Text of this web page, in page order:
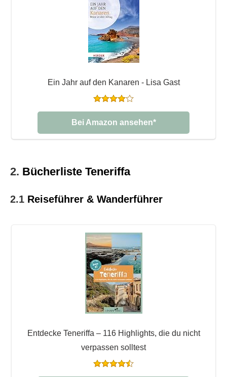
Ein Jahr auf den Kanaren - Lisa Gast
Bei Amazon ansehen*
2. Bücherliste Teneriffa
2.1 Reiseführer & Wanderführer
Entdecke Teneriffa – 116 Highlights, die du nicht
verpassen solltest